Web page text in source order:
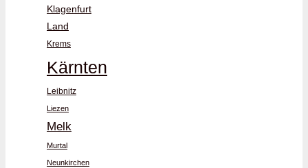
Klagenfurt
Land
Krems
Kärnten
Leibnitz
Liezen
Melk
Murtal
Neunkirchen